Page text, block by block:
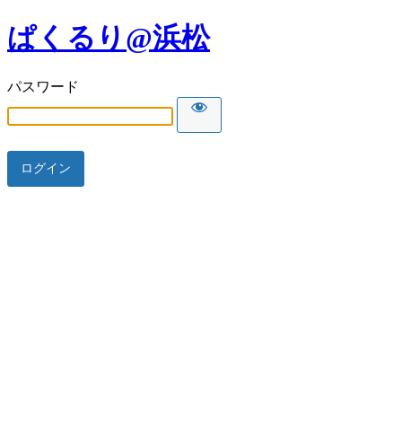
ぱくるり@浜松
パスワード